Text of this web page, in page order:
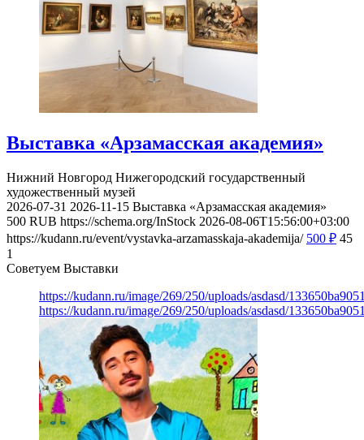
Выставка «Арзамасская академия»
Нижний Новгород Нижегородский государственный
художественный музей
2026-07-31 2026-11-15 Выставка «Арзамасская академия»
500 RUB https://schema.org/InStock 2026-08-06T15:56:00+03:00
https://kudann.ru/event/vystavka-arzamasskaja-akademija/ 500 ₽ 45
1
Советуем Выставки
https://kudann.ru/image/269/250/uploads/asdasd/
https://kudann.ru/image/269/250/uploads/asdasd/